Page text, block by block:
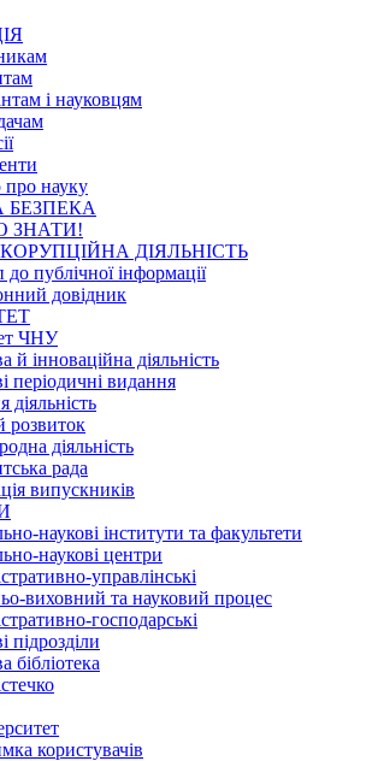
і науковцям
про науку
ЗНАТИ!
ДІЯЛЬНІСТЬ
до публічної інформації
довідник
ЧНУ
й інноваційна діяльність
періодичні видання
діяльність
розвиток
діяльність
рада
випускників
наукові інститути та факультети
наукові центри
управлінські
виховний та науковий процес
господарські
підрозділи
бібліотека
користувачів